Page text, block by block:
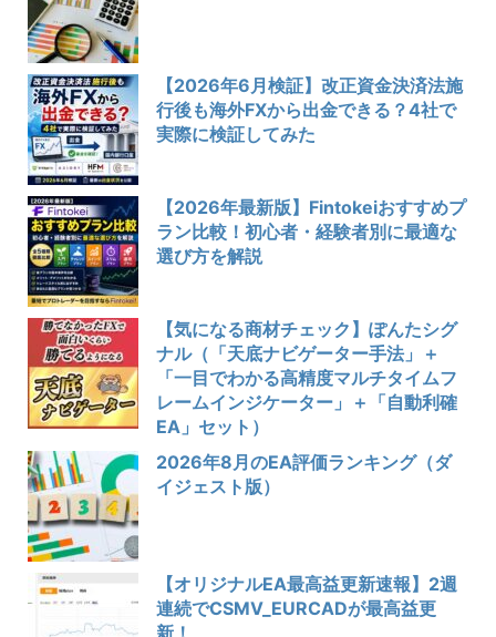
【2026年6月検証】改正資金決済法施
行後も海外FXから出金できる？4社で
実際に検証してみた
【2026年最新版】Fintokeiおすすめプ
ラン比較！初心者・経験者別に最適な
選び方を解説
【気になる商材チェック】ぽんたシグ
ナル（「天底ナビゲーター手法」＋
「一目でわかる高精度マルチタイムフ
レームインジケーター」＋「自動利確
EA」セット）
2026年8月のEA評価ランキング（ダ
イジェスト版）
【オリジナルEA最高益更新速報】2週
連続でCSMV_EURCADが最高益更
新！